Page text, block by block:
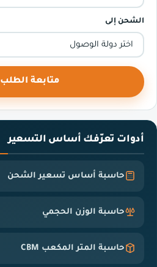
الشحن إلى
متابعة الطلب
أدوات تعرّفك أساس التسعير
حاسبة أساس تسعير الشحن
حاسبة الوزن الحجمي
حاسبة المتر المكعب CBM